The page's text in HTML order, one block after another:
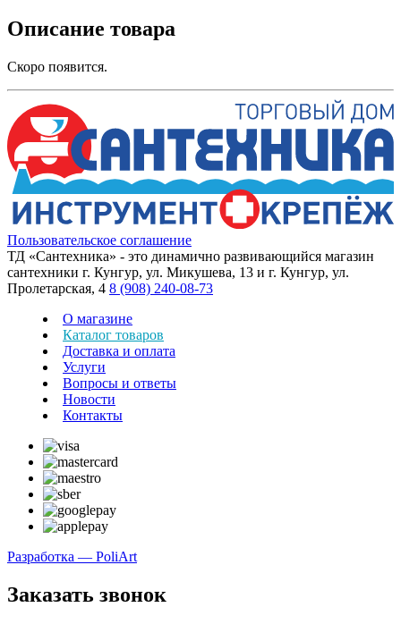
Описание товара
Скоро появится.
Пользовательское соглашение
ТД «Сантехника» - это динамично развивающийся магазин
сантехники г. Кунгур, ул. Микушева, 13 и г. Кунгур, ул.
Пролетарская, 4 8 (908) 240-08-73
О магазине
Каталог товаров
Доставка и оплата
Услуги
Вопросы и ответы
Новости
Контакты
Разработка — PoliArt
Заказать звонок